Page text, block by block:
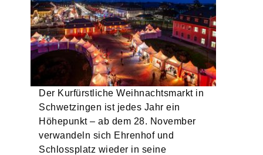
Der Kurfürstliche Weihnachtsmarkt in
Schwetzingen ist jedes Jahr ein
Höhepunkt – ab dem 28. November
verwandeln sich Ehrenhof und
Schlossplatz wieder in seine